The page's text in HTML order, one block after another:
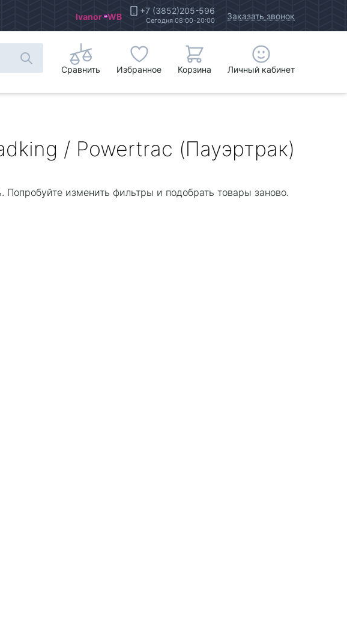
Ivanor WB +7 (3852)205-596
Сегодня 08:00-20:00 Заказать звонок
Сравнить Избранное Корзина Личный кабинет
/ Powertrac (Пауэртрак)
изменить фильтры и подобрать товары заново.